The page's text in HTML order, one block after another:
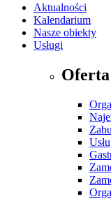
Aktualności
Kalendarium
Nasze obiekty
Usługi
Oferta